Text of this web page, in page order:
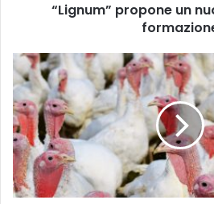
“Lignum” propone un
Emergenza
aviaria,
Anna
Maria
Bigon
invita
la
Regione
a